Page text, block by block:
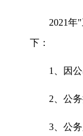
2021年"
下：
1 、因
2 、公
3、公